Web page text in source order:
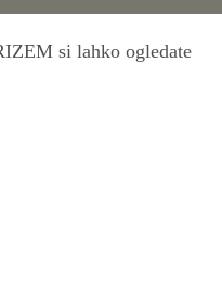
si lahko ogledate